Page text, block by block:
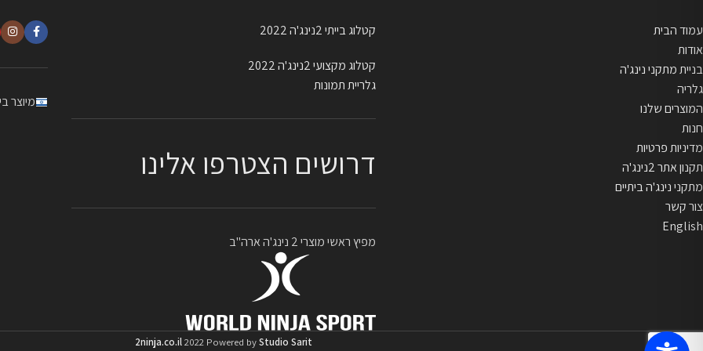
עמוד הבית
אודות
בניית מתקני נינג'ה
גלריה
המוצרים שלנו
חנות
מדיניות פרטיות
תקנון אתר 2נינג'ה
מתקני נינג'ה ביתיים
צור קשר
English
קטלוג בייתי 2נינג'ה 2022
קטלוג מקצועי 2נינג'ה 2022
גלריית תמונות
דרושים הצטרפו אלינו
מפיץ ראשי מוצרי 2 נינג'ה ארה"ב
מיוצר
2ninja.co.il2022 Powered byStudio Sarit